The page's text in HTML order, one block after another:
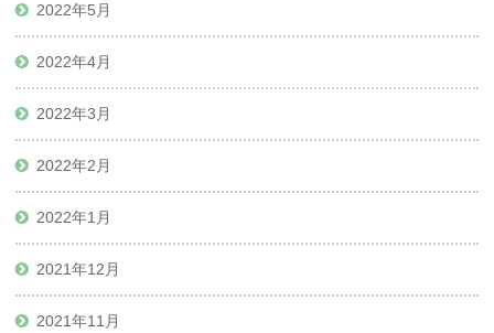
2022年5月
2022年4月
2022年3月
2022年2月
2022年1月
2021年12月
2021年11月